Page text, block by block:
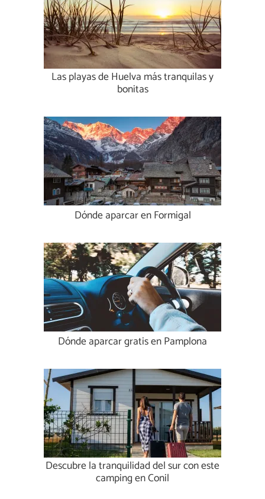
Las playas de Huelva más tranquilas y
bonitas
Dónde aparcar en Formigal
Dónde aparcar gratis en Pamplona
Descubre la tranquilidad del sur con este
camping en Conil